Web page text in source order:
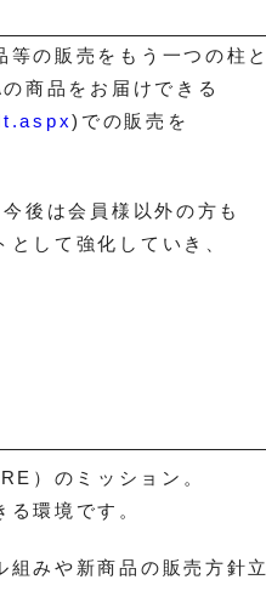
の販売をもう一つの柱と
商品をお届けできる
)での販売を
後は会員様以外の方も
して強化していき、
）のミッション。
環境です。
みや新商品の販売方針立